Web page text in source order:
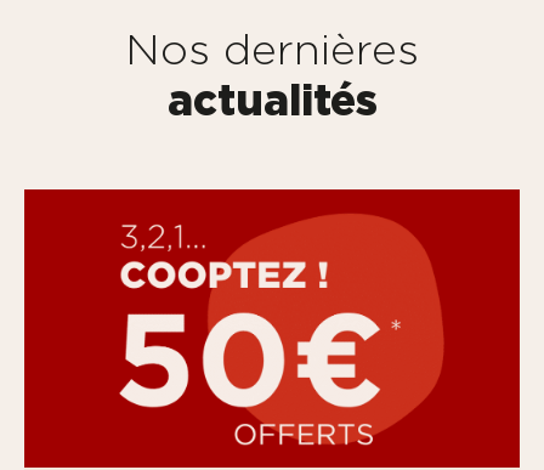
Nos dernières
actualités